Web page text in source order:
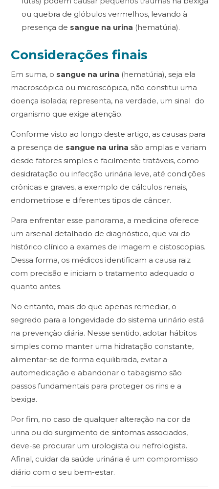
ou quebra de glóbulos vermelhos, levando à
presença de sangue na urina (hematúria).
Considerações finais
Em suma, o sangue na urina (hematúria), seja ela
macroscópica ou microscópica, não constitui uma
doença isolada; representa, na verdade, um sinal do
organismo que exige atenção.
Conforme visto ao longo deste artigo, as causas para
a presença de sangue na urina são amplas e variam
desde fatores simples e facilmente tratáveis, como
desidratação ou infecção urinária leve, até condições
crônicas e graves, a exemplo de cálculos renais,
endometriose e diferentes tipos de câncer.
Para enfrentar esse panorama, a medicina oferece
um arsenal detalhado de diagnóstico, que vai do
histórico clínico a exames de imagem e cistoscopias.
Dessa forma, os médicos identificam a causa raiz
com precisão e iniciam o tratamento adequado o
quanto antes.
No entanto, mais do que apenas remediar, o
segredo para a longevidade do sistema urinário está
na prevenção diária. Nesse sentido, adotar hábitos
simples como manter uma hidratação constante,
alimentar-se de forma equilibrada, evitar a
automedicação e abandonar o tabagismo são
passos fundamentais para proteger os rins e a
bexiga.
Por fim, no caso de qualquer alteração na cor da
urina ou do surgimento de sintomas associados,
deve-se procurar um urologista ou nefrologista.
Afinal, cuidar da saúde urinária é um compromisso
diário com o seu bem-estar.